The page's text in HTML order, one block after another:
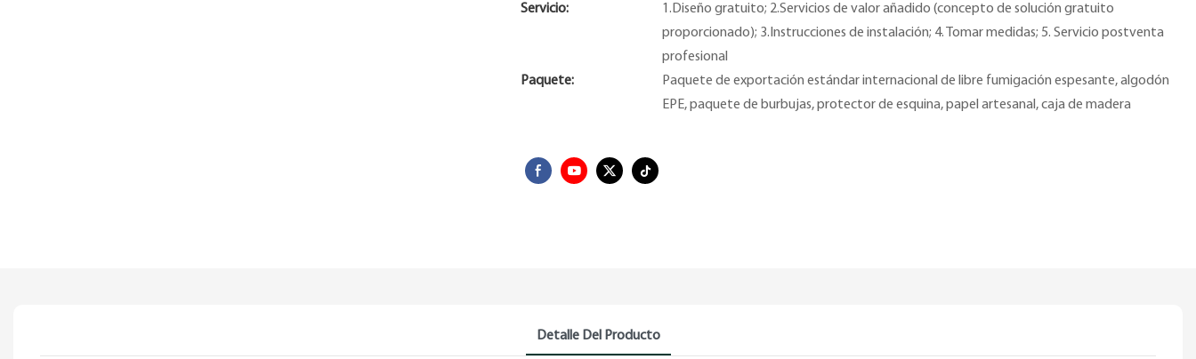
Servicio:
1.Diseño gratuito; 2.Servicios de valor añadido (concepto de solución gratuito
proporcionado); 3.Instrucciones de instalación; 4. Tomar medidas; 5. Servicio postventa
profesional
Paquete:
Paquete de exportación estándar internacional de libre fumigación espesante, algodón
EPE, paquete de burbujas, protector de esquina, papel artesanal, caja de madera
Detalle Del Producto